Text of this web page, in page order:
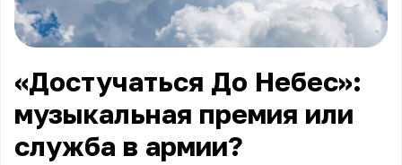
«Достучаться До Небес»:
музыкальная премия или
служба в армии?